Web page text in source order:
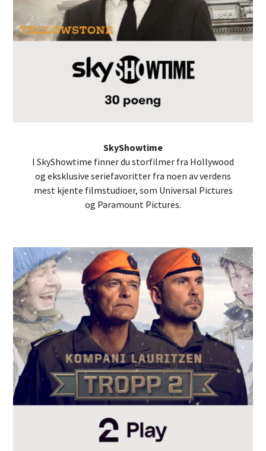
SkyShowtime
I SkyShowtime finner du storfilmer fra Hollywood
og eksklusive seriefavoritter fra noen av verdens
mest kjente filmstudioer, som Universal Pictures
og Paramount Pictures.